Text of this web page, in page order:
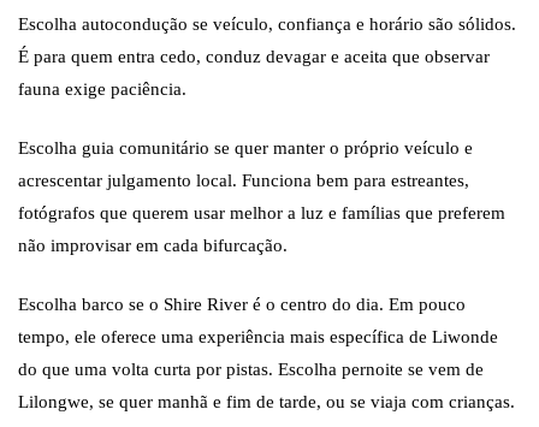
Escolha autocondução se veículo, confiança e horário são sólidos.
É para quem entra cedo, conduz devagar e aceita que observar
fauna exige paciência.
Escolha guia comunitário se quer manter o próprio veículo e
acrescentar julgamento local. Funciona bem para estreantes,
fotógrafos que querem usar melhor a luz e famílias que preferem
não improvisar em cada bifurcação.
Escolha barco se o Shire River é o centro do dia. Em pouco
tempo, ele oferece uma experiência mais específica de Liwonde
do que uma volta curta por pistas. Escolha pernoite se vem de
Lilongwe, se quer manhã e fim de tarde, ou se viaja com crianças.